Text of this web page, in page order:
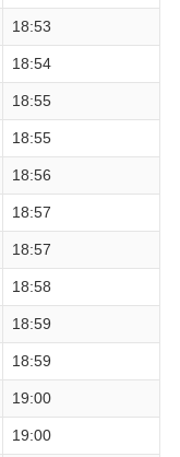
18:53
18:54
18:55
18:55
18:56
18:57
18:57
18:58
18:59
18:59
19:00
19:00